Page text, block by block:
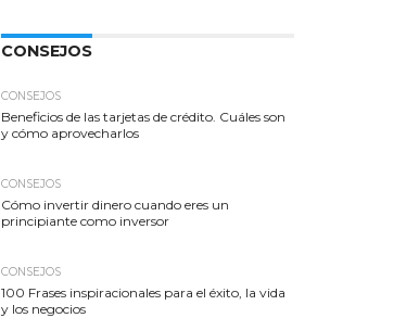
CONSEJOS
CONSEJOS
Beneficios de las tarjetas de crédito. Cuáles son
y cómo aprovecharlos
CONSEJOS
Cómo invertir dinero cuando eres un
principiante como inversor
CONSEJOS
100 Frases inspiracionales para el éxito, la vida
y los negocios